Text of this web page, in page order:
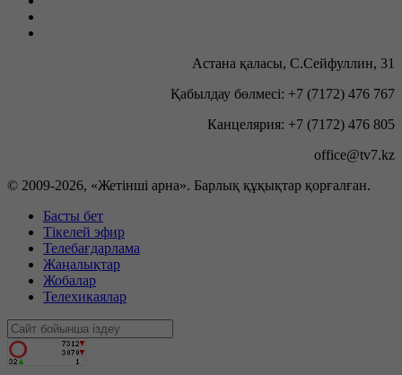
Астана қаласы, С.Сейфуллин, 31
Қабылдау бөлмесі: +7 (7172) 476 767
Канцелярия: +7 (7172) 476 805
office@tv7.kz
© 2009-2026, «Жетінші арна». Барлық құқықтар қорғалған.
Басты бет
Тікелей эфир
Телебағдарлама
Жаңалықтар
Жобалар
Телехикаялар